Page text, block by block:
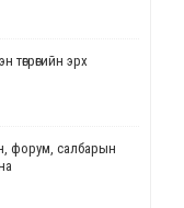
эрх
форум, салбарын